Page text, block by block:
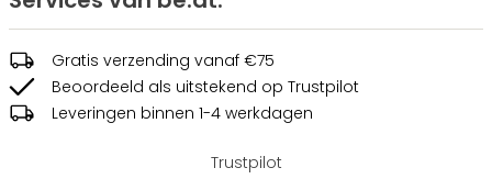
Gratis verzending vanaf €75
Beoordeeld als uitstekend op Trustpilot
Leveringen binnen 1-4 werkdagen
Trustpilot